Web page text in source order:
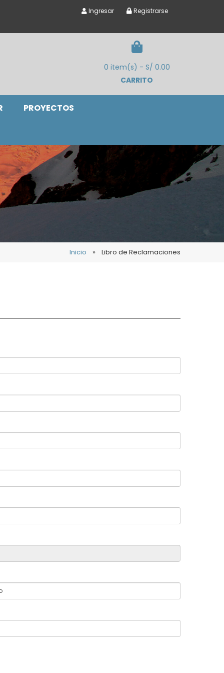
Ingresar Registrarse
0 item(s) - S/ 0.00
CARRITO
PROYECTOS
Inicio » Libro de Reclamaciones